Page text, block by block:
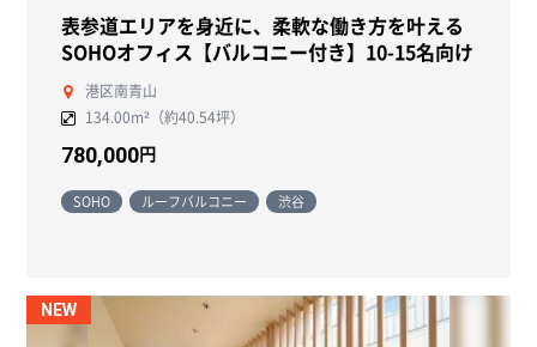
表参道エリアを身近に、柔軟な働き方を叶える
SOHOオフィス【バルコニー付き】10-15名向け
港区南青山
134.00m²（約40.54坪）
780,000円
SOHO ルーフバルコニー 渋谷
NEW